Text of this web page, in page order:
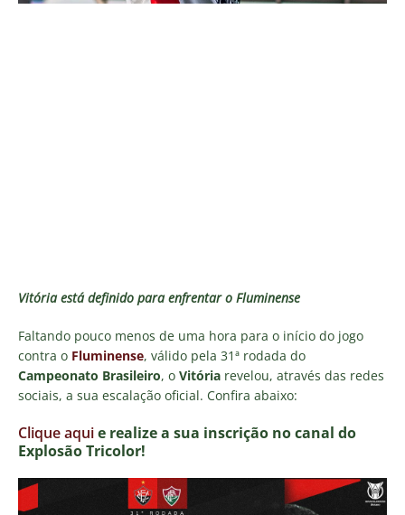
Vitória está definido para enfrentar o Fluminense
Faltando pouco menos de uma hora para o início do jogo
contra o Fluminense, válido pela 31ª rodada do
Campeonato Brasileiro, o Vitória revelou, através das redes
sociais, a sua escalação oficial. Confira abaixo:
Clique aquie realize a sua inscrição no canal do
Explosão Tricolor!